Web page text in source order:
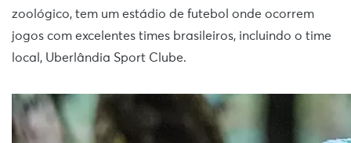
zoológico, tem um estádio de futebol onde ocorrem
jogos com excelentes times brasileiros, incluindo o time
local, Uberlândia Sport Clube.